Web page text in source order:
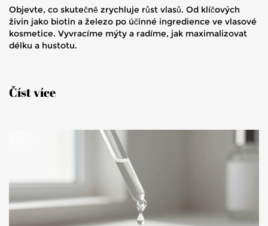
Objevte, co skutečně zrychluje růst vlasů. Od klíčových
živin jako biotin a železo po účinné ingredience ve vlasové
kosmetice. Vyvracíme mýty a radíme, jak maximalizovat
délku a hustotu.
Číst více